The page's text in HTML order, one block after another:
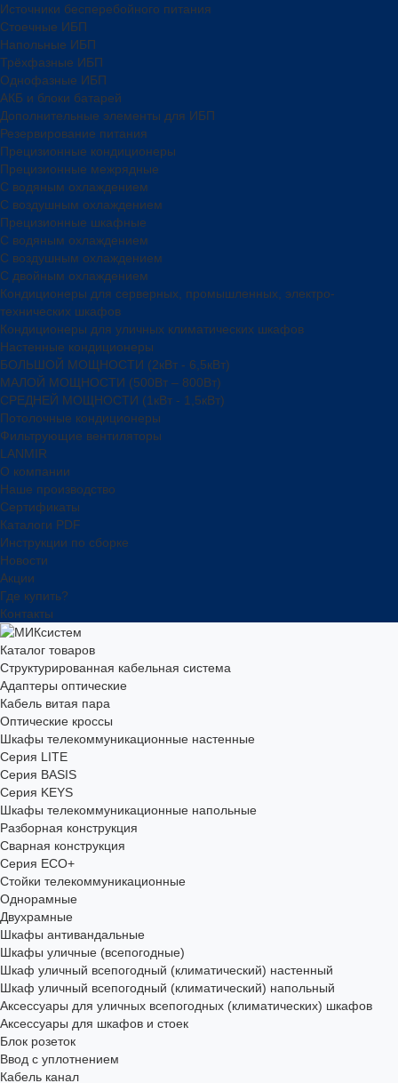
Источники бесперебойного питания
Стоечные ИБП
Напольные ИБП
Трёхфазные ИБП
Однофазные ИБП
АКБ и блоки батарей
Дополнительные элементы для ИБП
Резервирование питания
Прецизионные кондиционеры
Прецизионные межрядные
С водяным охлаждением
С воздушным охлаждением
Прецизионные шкафные
С водяным охлаждением
С воздушным охлаждением
С двойным охлаждением
Кондиционеры для серверных, промышленных, электро-
технических шкафов
Кондиционеры для уличных климатических шкафов
Настенные кондиционеры
БОЛЬШОЙ МОЩНОСТИ (2кВт - 6,5кВт)
МАЛОЙ МОЩНОСТИ (500Вт – 800Вт)
СРЕДНЕЙ МОЩНОСТИ (1кВт - 1,5кВт)
Потолочные кондиционеры
Фильтрующие вентиляторы
LANMIR
О компании
Наше производство
Сертификаты
Каталоги PDF
Инструкции по сборке
Новости
Акции
Где купить?
Контакты
Каталог товаров
Структурированная кабельная система
Адаптеры оптические
Кабель витая пара
Оптические кроссы
Шкафы телекоммуникационные настенные
Cерия LITE
Cерия BASIS
Cерия KEYS
Шкафы телекоммуникационные напольные
Разборная конструкция
Сварная конструкция
Серия ECO+
Стойки телекоммуникационные
Однорамные
Двухрамные
Шкафы антивандальные
Шкафы уличные (всепогодные)
Шкаф уличный всепогодный (климатический) настенный
Шкаф уличный всепогодный (климатический) напольный
Аксессуары для уличных всепогодных (климатических) шкафов
Аксессуары для шкафов и стоек
Блок розеток
Ввод с уплотнением
Кабель канал